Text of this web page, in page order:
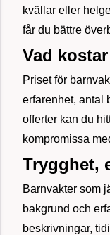
kvällar eller
får du bättre
Vad
Priset för
erfarenhet, antal
offerter kan du
kompromissa
Trygghet,
Barnvakter som
bakgrund och
beskrivningar,